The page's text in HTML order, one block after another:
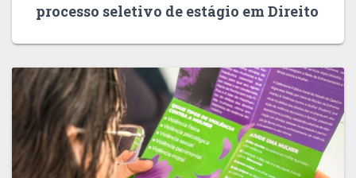
processo seletivo de estágio em Direito